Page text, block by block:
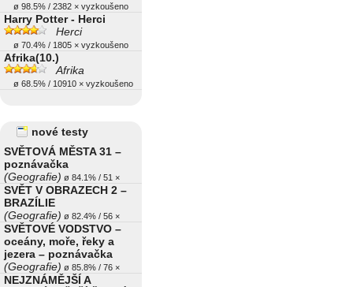
ø 98.5% / 2382 × vyzkoušeno
Harry Potter - Herci
Herci
ø 70.4% / 1805 × vyzkoušeno
Afrika(10.)
Afrika
ø 68.5% / 10910 × vyzkoušeno
nové testy
SVĚTOVÁ MĚSTA 31 –
poznávačka
(Geografie) ø 84.1% / 51 ×
SVĚT V OBRAZECH 2 –
BRAZÍLIE
(Geografie) ø 82.4% / 56 ×
SVĚTOVÉ VODSTVO –
oceány, moře, řeky a
jezera – poznávačka
(Geografie) ø 85.8% / 76 ×
NEJZNÁMĚJŠÍ A